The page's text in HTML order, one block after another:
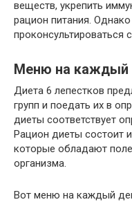
веществ, укрепить
рацион питания.
проконсультироваться
Меню на каждый
Диета 6 лепестков
групп и поедать их в
диеты соответствует
Рацион диеты состоит
которые обладают
организма.
Вот меню на каждый